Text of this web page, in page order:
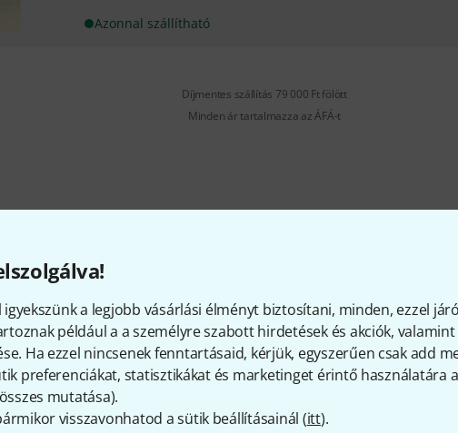
igyekszünk a legjobb vásárlási élményt biztosítani, minden, ezzel
például a a személyre szabott hirdetések és akciók, valamint
Ha ezzel nincsenek fenntartásaid, kérjük, egyszerűen csak add
preferenciákat, statisztikákat és marketinget érintő használatára a
összes mutatása).
visszavonhatod a sütik beállításainál (itt).
Azonnal szállítható
Díjmentes szállítás 79 000 Ft fölött
Minden ár tartalmazza az ÁFÁ-t
Tetszik, amit látsz?
Súgó & Visszajelzések